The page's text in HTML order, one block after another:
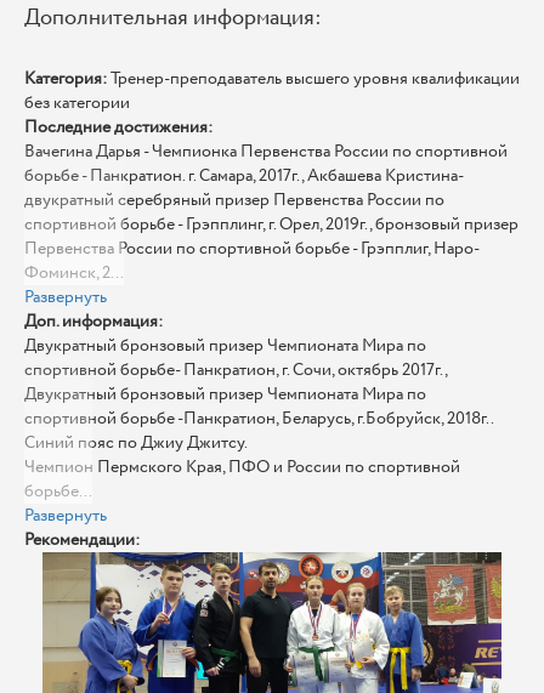
Дополнительная информация:
Категория:Тренер-преподаватель высшего уровня квалификации
без категории
Последние достижения:
Вачегина Дарья - Чемпионка Первенства России по спортивной
борьбе - Панкратион. г. Самара, 2017г., Акбашева Кристина-
двукратный серебряный призер Первенства России по
спортивной борьбе - Грэпплинг, г. Орел, 2019г., бронзовый призер
Первенства России по спортивной борьбе - Грэпплиг, Наро-
Фоминск, 2...
Развернуть
Доп. информация:
Двукратный бронзовый призер Чемпионата Мира по
спортивной борьбе- Панкратион, г. Сочи, октябрь 2017г.,
Двукратный бронзовый призер Чемпионата Мира по
спортивной борьбе -Панкратион, Беларусь, г.Бобруйск, 2018г. .
Синий пояс по Джиу Джитсу.
Чемпион Пермского Края, ПФО и России по спортивной
борьбе...
Развернуть
Рекомендации: